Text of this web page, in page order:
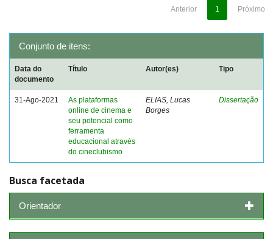
Anterior 1 Próximo
Conjunto de itens:
Data do
documento
Título Autor(es) Tipo
31-Ago-2021
As plataformas
online de cinema e
seu potencial como
ferramenta
educacional através
do cineclubismo
ELIAS, Lucas
Borges
Dissertação
Busca facetada
Orientador